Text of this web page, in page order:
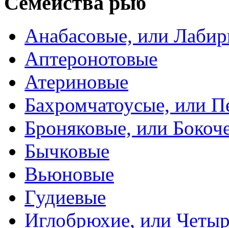
Анабасовые, или
Аптеронотовые
Атериновые
Бахромчатоусые, или
Броняковые, или
Бычковые
Вьюновые
Гудиевые
Иглобрюхие, или